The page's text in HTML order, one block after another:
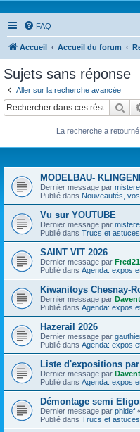
FAQ
Accueil Accueil du forum
Sujets sans réponse
Aller sur la recherche avancée
La recherche a
MODELBAU-
Dernier message par
Publié dans Nouveautés,
Vu sur YOUTUBE
Dernier message par
Publié dans Trucs et astuces
SAINT VIT 2026
Dernier message par Fred21
Publié dans Agenda: expos
Kiwanitoys Chesnay-
Dernier message par
Publié dans Agenda: expos
Hazerail 2026
Dernier message par
Publié dans Agenda: expos
Liste d'expositions
Dernier message par
Publié dans Agenda: expos
Démontage semi
Dernier message par phidef
Publié dans Trucs et astuces